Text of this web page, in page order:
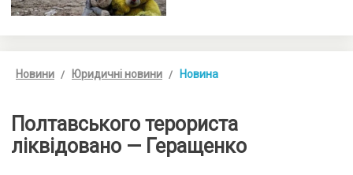
Новини Юридичні новини Новина
Полтавського терориста
ліквідовано — Геращенко